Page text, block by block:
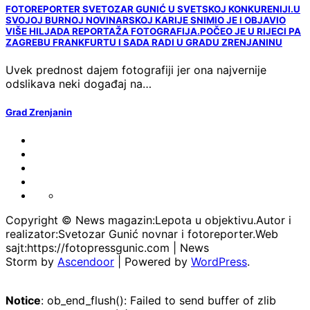
FOTOREPORTER SVETOZAR GUNIĆ U SVETSKOJ KONKURENIJI.U
SVOJOJ BURNOJ NOVINARSKOJ KARIJE SNIMIO JE I OBJAVIO
VIŠE HILJADA REPORTAŽA FOTOGRAFIJA.POČEO JE U RIJECI PA
ZAGREBU FRANKFURTU I SADA RADI U GRADU ZRENJANINU
Uvek prednost dajem fotografiji jer ona najvernije
odslikava neki događaj na…
Grad Zrenjanin
Copyright © News magazin:Lepota u objektivu.Autor i
realizator:Svetozar Gunić novnar i fotoreporter.Web
sajt:https://fotopressgunic.com | News
Storm by Ascendoor | Powered by WordPress.
Notice: ob_end_flush(): Failed to send buffer of zlib